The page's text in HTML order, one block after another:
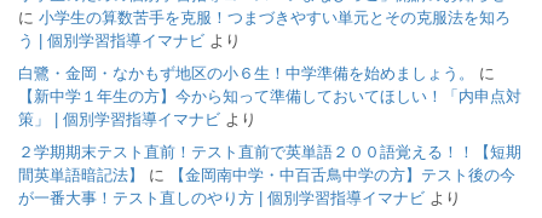
に 小学生の算数苦手を克服！つまづきやすい単元とその克服法を知ろ
う | 個別学習指導イマナビ より
白鷺・金岡・なかもず地区の小６生！中学準備を始めましょう。
に
【新中学１年生の方】今から知って準備しておいてほしい！「内申点対
策」 | 個別学習指導イマナビ より
２学期期末テスト直前！テスト直前で英単語２００語覚える！！【短期
間英単語暗記法】
に
【金岡南中学・中百舌鳥中学の方】テスト後の今
が一番大事！テスト直しのやり方 | 個別学習指導イマナビ より